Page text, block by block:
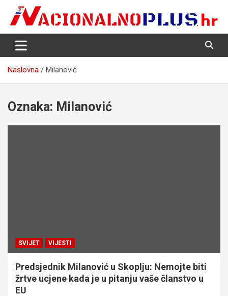
content
NacionalnoPlus.hr
Nacija želi znati više
Naslovna Milanović
Oznaka: Milanović
SVIJET VIJESTI
Predsjednik Milanović u Skoplju: Nemojte biti
žrtve ucjene kada je u pitanju vaše članstvo u
EU